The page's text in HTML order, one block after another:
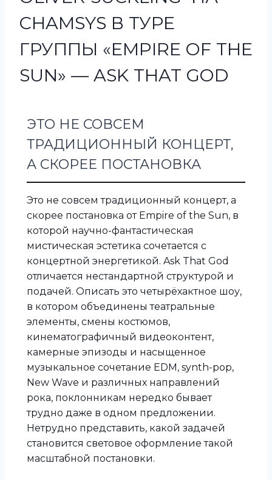
CHAMSYS В ТУРЕ
ГРУППЫ «EMPIRE OF THE
SUN» — ASK THAT GOD
ЭТО НЕ СОВСЕМ
ТРАДИЦИОННЫЙ КОНЦЕРТ,
А СКОРЕЕ ПОСТАНОВКА
Это не совсем традиционный концерт, а
скорее постановка от Empire of the Sun, в
которой научно-фантастическая
мистическая эстетика сочетается с
концертной энергетикой. Ask That God
отличается нестандартной структурой и
подачей. Описать это четырёхактное шоу,
в котором объединены театральные
элементы, смены костюмов,
кинематографичный видеоконтент,
камерные эпизоды и насыщенное
музыкальное сочетание EDM, synth-pop,
New Wave и различных направлений
рока, поклонникам нередко бывает
трудно даже в одном предложении.
Нетрудно представить, какой задачей
становится световое оформление такой
масштабной постановки.